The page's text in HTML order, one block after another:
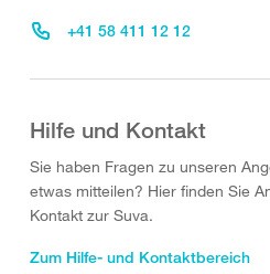
+41 58 411 12 12
Hilfe und Kontakt
Sie haben Fragen zu unseren
etwas mitteilen? Hier finden Sie
Kontakt zur Suva.
Zum Hilfe- und Kontaktbereich